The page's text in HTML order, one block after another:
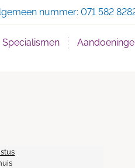
nummer: 071 582